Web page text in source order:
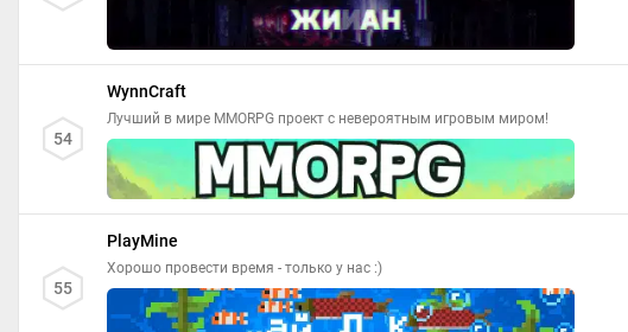
54
WynnCraft
Лучший в мире MMORPG проект c невероятным игровым миром!
55
PlayMine
Хорошо провести время - только у нас :)